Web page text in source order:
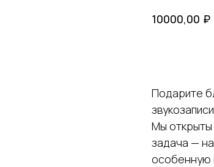
10000,00 ₽
Подарите
Мы открыты
задача —
особенную